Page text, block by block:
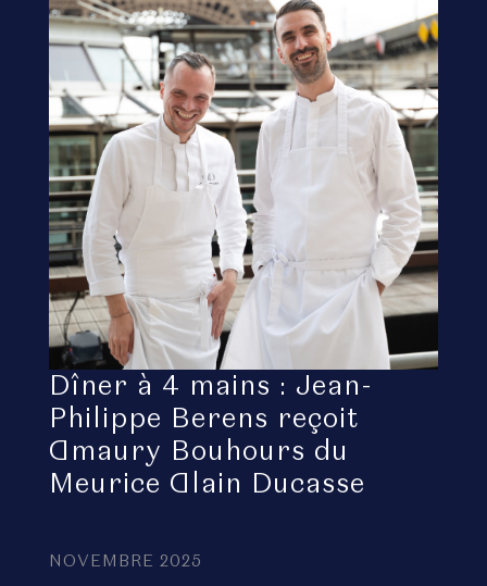
Dîner à 4 mains : Jean-
Philippe Berens reçoit
Amaury Bouhours du
Meurice Alain Ducasse
NOVEMBRE 2025